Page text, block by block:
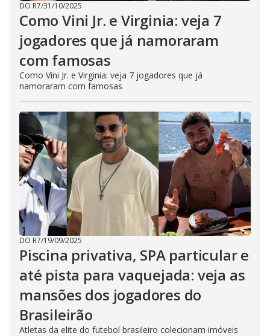
DO R7/31/10/2025
Como Vini Jr. e Virginia: veja 7
jogadores que já namoraram
com famosas
Como Vini Jr. e Virginia: veja 7 jogadores que já
namoraram com famosas
DO R7/19/09/2025
Piscina privativa, SPA particular e
até pista para vaquejada: veja as
mansões dos jogadores do
Brasileirão
Atletas da elite do futebol brasileiro colecionam imóveis